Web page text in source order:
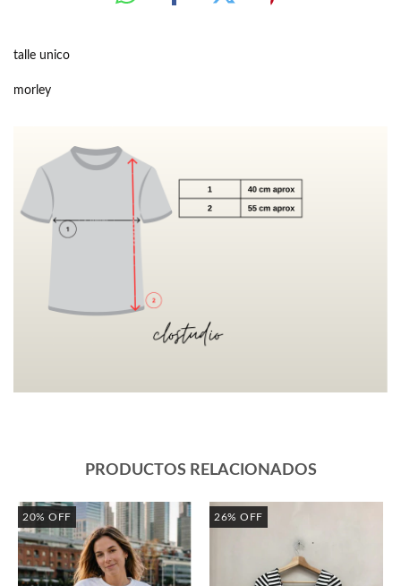
talle unico
morley
PRODUCTOS RELACIONADOS
20% OFF 26% OFF